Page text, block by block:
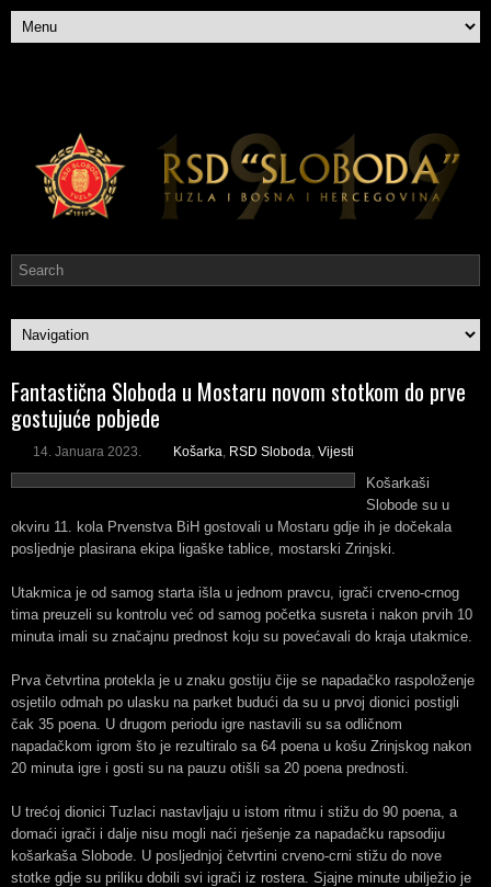
Fantastična Sloboda u Mostaru novom stotkom do prve
gostujuće pobjede
14. Januara 2023. Košarka RSD Sloboda Vijesti
Košarkaši
Slobode su u
okviru 11. kola Prvenstva BiH gostovali u Mostaru gdje ih je dočekala
posljednje plasirana ekipa ligaške tablice, mostarski Zrinjski.
Utakmica je od samog starta išla u jednom pravcu, igrači crveno-crnog
tima preuzeli su kontrolu već od samog početka susreta i nakon prvih 10
minuta imali su značajnu prednost koju su povećavali do kraja utakmice.
Prva četvrtina protekla je u znaku gostiju čije se napadačko raspoloženje
osjetilo odmah po ulasku na parket budući da su u prvoj dionici postigli
čak 35 poena. U drugom periodu igre nastavili su sa odličnom
napadačkom igrom što je rezultiralo sa 64 poena u košu Zrinjskog nakon
20 minuta igre i gosti su na pauzu otišli sa 20 poena prednosti.
U trećoj dionici Tuzlaci nastavljaju u istom ritmu i stižu do 90 poena, a
domaći igrači i dalje nisu mogli naći rješenje za napadačku rapsodiju
košarkaša Slobode. U posljednjoj četvrtini crveno-crni stižu do nove
stotke gdje su priliku dobili svi igrači iz rostera. Sjajne minute ubilježio je